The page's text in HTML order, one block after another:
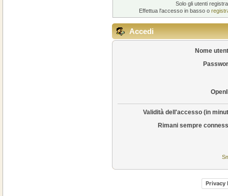
Solo gli utenti
Effettua l'accesso in basso o
Accedi
Nome
Validità dell'accesso (in
Rimani sempre
Privacy